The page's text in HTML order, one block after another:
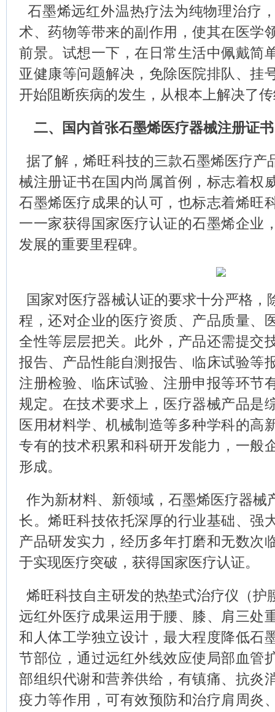
石墨烯远红外温热疗法为纯物理治疗
术、药物等带来的副作用，使其在医学
前景。试想一下，在日常生活中佩戴简
亚健康等问题解决，免除医院排队、挂
开始阻断疾病的发生，从根本上解决了
二、国内首张石墨烯医疗器械注册证书
据了解，烯旺科技的三款石墨烯医疗产
械注册证书在国内尚属首例，标志着权
石墨烯医疗成果的认可，也标志着烯旺
一一家获得国家医疗认证的石墨烯企业
发展的重要里程碑。
国家对医疗器械认证的要求十分严格，
程，还对企业的医疗资质、产品质量、
全性等层层把关。此外，产品还需提交
报告、产品性能自测报告、临床试验等
注册检验、临床试验、注册申报等环节
规定。在技术要求上，医疗器械产品是
医用材料学、机械制造等多种学科的高
专有的技术积累和科研开发能力，一般
形成。
作为新材料、新领域，石墨烯医疗器械
长。烯旺科技依托深厚的行业基础、强
产品研发实力，经历多年打磨和无数次
于实现医疗突破，获得国家医疗认证。
烯旺科技自主研发的热垫式治疗仪（护
远红外医疗成果运用于腰、膝、肩三处
和人体工学独立设计，最大程度降低石
节部位，通过远红外线效应使局部血管
部组织代谢和营养供给，有镇痛、抗炎
疫力等作用，可有效预防和治疗肩周炎